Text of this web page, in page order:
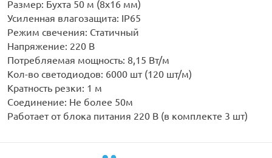
Размер: Бухта 50 м (8х16 мм)
Усиленная влагозащита: IP65
Режим свечения: Статичный
Напряжение: 220 В
Потребляемая мощность: 8,15 Вт/м
Кол-во светодиодов: 6000 шт (120 шт/м)
Кратность резки: 1 м
Соединение: Не более 50м
Работает от блока питания 220 В (в комплекте 3 шт)